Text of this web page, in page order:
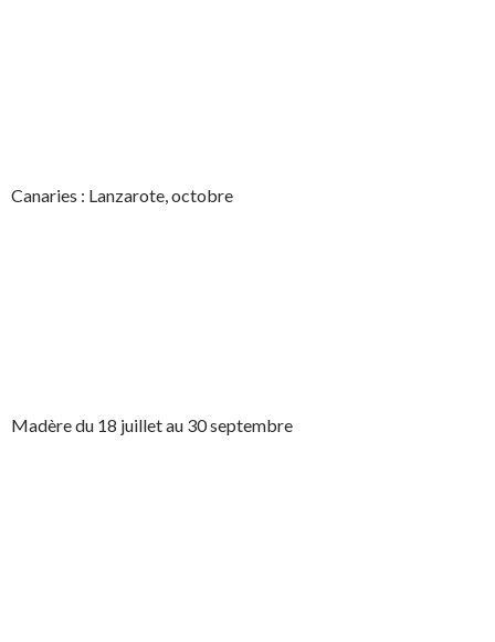
Canaries : Lanzarote, octobre
Madère du 18 juillet au 30 septembre